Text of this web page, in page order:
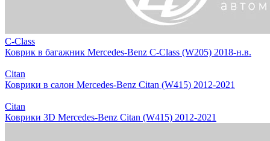
C-Class
Коврик в багажник Mercedes-Benz C-Class (W205) 2018-н.в.
Citan
Коврики в салон Mercedes-Benz Citan (W415) 2012-2021
Citan
Коврики 3D Mercedes-Benz Citan (W415) 2012-2021